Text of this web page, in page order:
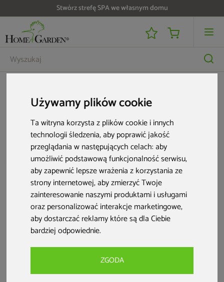
Używamy plików cookie
Ta witryna korzysta z plików cookie i innych
technologii śledzenia, aby poprawić jakość
przeglądania w następujących celach:aby
umożliwić podstawową funkcjonalność serwisu,
aby zapewnić lepsze wrażenia z korzystania ze
strony internetowej,aby zmierzyć Twoje
zainteresowanie naszymi produktami i usługami
oraz personalizować interakcje marketingowe,
aby dostarczać reklamy które są dla Ciebie
bardziej odpowiednie.
ZGODA
Stwórz strefę SPA we własnym domu